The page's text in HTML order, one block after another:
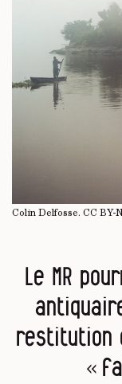
Colin Delfosse. CC BY-
Le MR
restitution
«